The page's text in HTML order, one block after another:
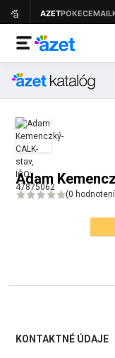
Adam
(0 hodnotení
KONTAKTNÉ ÚDAJE